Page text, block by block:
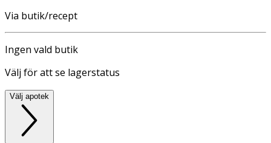
Via butik/recept
Ingen vald butik
Välj för att se lagerstatus
Välj apotek